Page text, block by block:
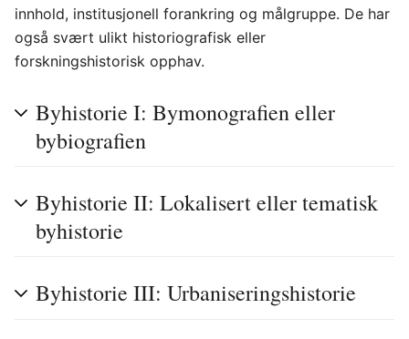
innhold, institusjonell forankring og målgruppe. De har
også svært ulikt historiografisk eller
forskningshistorisk opphav.
Byhistorie I: Bymonografien eller
bybiografien
Byhistorie II: Lokalisert eller tematisk
byhistorie
Byhistorie III: Urbaniseringshistorie